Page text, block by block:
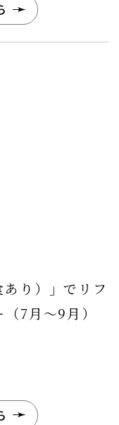
あり）」でリフ
7月〜9月）